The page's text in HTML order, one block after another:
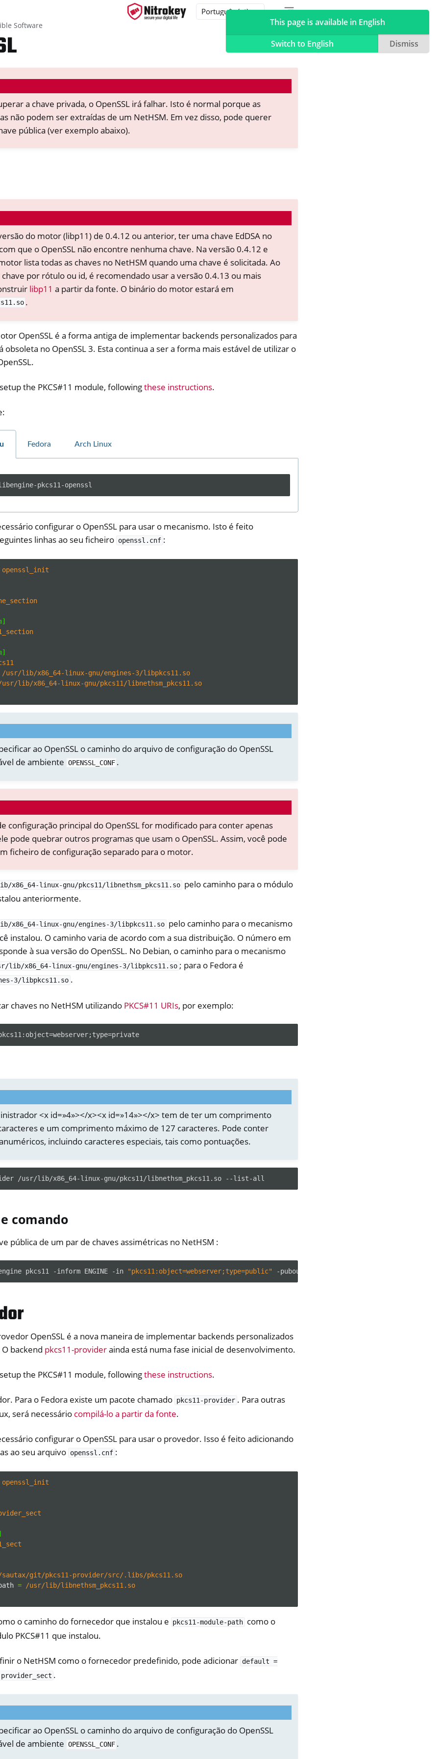
NitroPC
NitroTablet
Software
a chave privada, o OpenSSL irá falhar. Isto é normal porque as
não podem ser extraídas de um NetHSM. Em vez disso, pode querer
pública (ver exemplo abaixo).
do motor (libp11) de 0.4.12 ou anterior, ter uma chave EdDSA no
que o OpenSSL não encontre nenhuma chave. Na versão 0.4.12 e
lista todas as chaves no NetHSM quando uma chave é solicitada. Ao
por rótulo ou id, é recomendado usar a versão 0.4.13 ou mais
libp11 a partir da fonte. O binário do motor estará em
.
OpenSSL é a forma antiga de implementar backends personalizados para
obsoleta no OpenSSL 3. Esta continua a ser a forma mais estável de utilizar o
the PKCS#11 module, followingthese instructions.
Fedora Arch Linux
configurar o OpenSSL para usar o mecanismo. Isto é feito
linhas ao seu ficheiro openssl.cnf :
openssl_init
/usr/lib/x86_64-linux-gnu/engines-3/libpkcs11.so
lib/x86_64-linux-gnu/pkcs11/libnethsm_pkcs11.so
ao OpenSSL o caminho do arquivo de configuração do OpenSSL
de ambiente OPENSSL_CONF .
configuração principal do OpenSSL for modificado para conter apenas
pode quebrar outros programas que usam o OpenSSL. Assim, você pode
ficheiro de configuração separado para o motor.
x86_64-linux-gnu/pkcs11/libnethsm_pkcs11.so pelo caminho para o módulo
anteriormente.
x86_64-linux-gnu/engines-3/libpkcs11.so pelo caminho para o mecanismo
instalou. O caminho varia de acordo com a sua distribuição. O número em
à sua versão do OpenSSL. No Debian, o caminho para o mecanismo
lib/x86_64-linux-gnu/engines-3/libpkcs11.so ; para o Fedora é
3/libpkcs11.so .
chaves no NetHSM utilizando PKCS#11 URIs, por exemplo:
<x id=»4»></x><x id=»14»></x> tem de ter um comprimento
e um comprimento máximo de 127 caracteres. Pode conter
incluindo caracteres especiais, tais como pontuações.
/usr/lib/x86_64-linux-gnu/pkcs11/libnethsm_pkcs11.so
comando
pública de um par de chaves assimétricas no NetHSM :
pkcs11 -inform ENGINE -in "pkcs11:object=webserver;type=public"
OpenSSL é a nova maneira de implementar backends personalizados
backend pkcs11-providerainda está numa fase inicial de desenvolvimento.
the PKCS#11 module, followingthese instructions.
Para o Fedora existe um pacote chamado pkcs11-provider . Para outras
será necessário compilá-lo a partir da fonte.
configurar o OpenSSL para usar o provedor. Isso é feito adicionando
ao seu arquivo openssl.cnf :
openssl_init
sautax/git/pkcs11-provider/src/.libs/pkcs11.so
= /usr/lib/libnethsm_pkcs11.so
o caminho do fornecedor que instalou e pkcs11-module-path como o
PKCS#11 que instalou.
o NetHSM como o fornecedor predefinido, pode adicionar default =
provider_sect .
ao OpenSSL o caminho do arquivo de configuração do OpenSSL
de ambiente OPENSSL_CONF .
This page is available in English
Switch to English
Dismiss